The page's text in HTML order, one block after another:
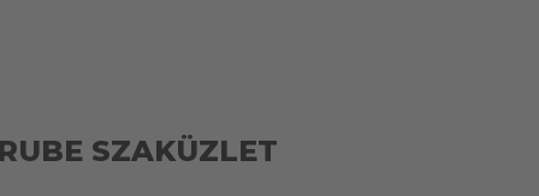
SZAKÜZLET